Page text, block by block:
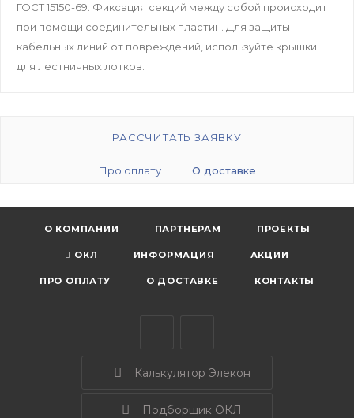
ГОСТ 15150-69. Фиксация секций между собой происходит
при помощи соединительных пластин. Для защиты
кабельных линий от повреждений, используйте крышки
для лестничных лотков.
РАССЧИТАТЬ ЗАЯВКУ
Про оплату О доставке
О КОМПАНИИ ПАРТНЕРАМ ПРОЕКТЫ
ОКЛ ИНФОРМАЦИЯ АКЦИИ
ПРО ОПЛАТУ О ДОСТАВКЕ КОНТАКТЫ
Калькулятор Элекон
Подборщик ОКЛ